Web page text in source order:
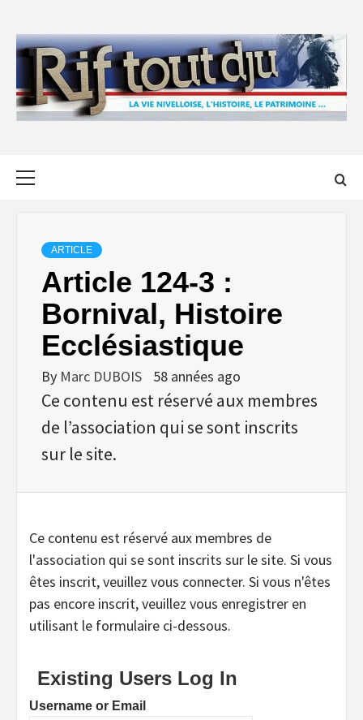
content
ARTICLE
Article 124-3 :
Bornival, Histoire
Ecclésiastique
By Marc DUBOIS 58 années ago
Ce contenu est réservé aux membres
de l’association qui se sont inscrits
sur le site.
Ce contenu est réservé aux membres de
l'association qui se sont inscrits sur le site. Si vous
êtes inscrit, veuillez vous connecter. Si vous n'êtes
pas encore inscrit, veuillez vous enregistrer en
utilisant le formulaire ci-dessous.
Existing Users Log In
Username or Email